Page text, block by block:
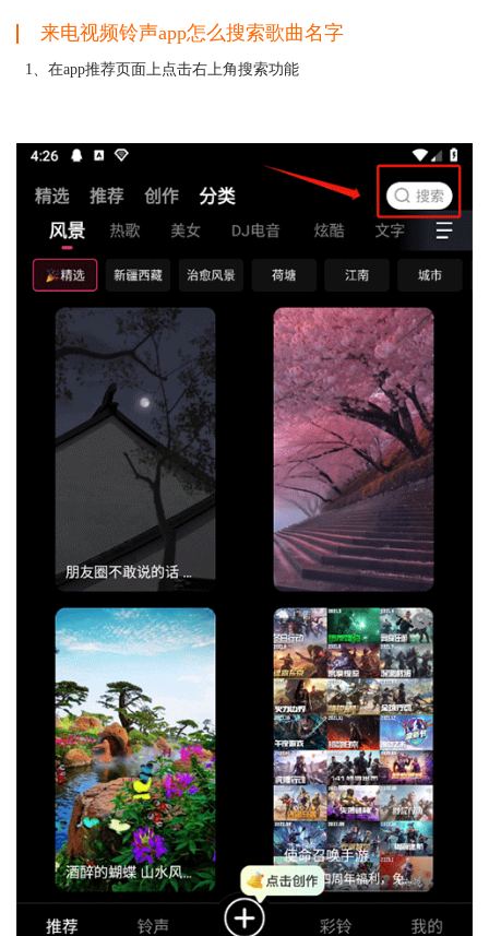
来电视频铃声app怎么搜索歌曲名字
1、在app推荐页面上点击右上角搜索功能